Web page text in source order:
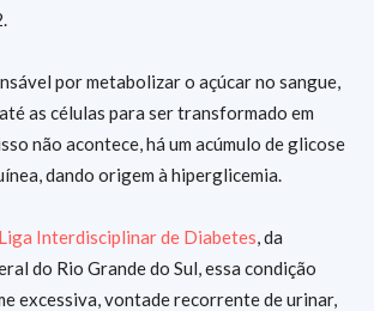
por metabolizar o açúcar no sangue,
as células para ser transformado em
não acontece, há um acúmulo de glicose
dando origem à hiperglicemia.
Liga Interdisciplinar de Diabetes, da
do Rio Grande do Sul, essa condição
excessiva, vontade recorrente de urinar,